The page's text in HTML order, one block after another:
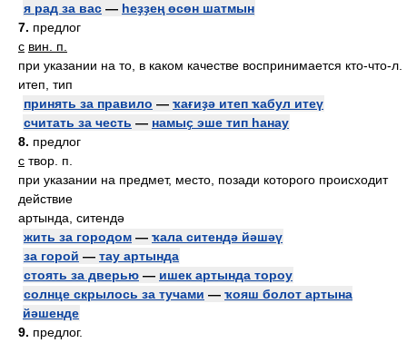
я рад за вас — һеҙҙең өсөн шатмын
7. предлог
с вин. п.
при указании на то, в каком качестве воспринимается кто-что-л.
итеп, тип
принять за правило — ҡағиҙә итеп ҡабул итеү
считать за честь — намыҫ эше тип һанау
8. предлог
с твор. п.
при указании на предмет, место, позади которого происходит
действие
артында, ситендә
жить за городом — ҡала ситендә йәшәү
за горой — тау артында
стоять за дверью — ишек артында тороу
солнце скрылось за тучами — ҡояш болот артына
йәшенде
9. предлог.